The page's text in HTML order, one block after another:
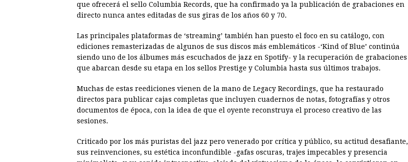
que ofrecerá el sello Columbia Records, que ha confirmado ya la publicación de grabaciones en
directo nunca antes editadas de sus giras de los años 60 y 70.
Las principales plataformas de ‘streaming’ también han puesto el foco en su catálogo, con
ediciones remasterizadas de algunos de sus discos más emblemáticos -‘Kind of Blue’ continúa
siendo uno de los álbumes más escuchados de jazz en Spotify- y la recuperación de grabaciones
que abarcan desde su etapa en los sellos Prestige y Columbia hasta sus últimos trabajos.
Muchas de estas reediciones vienen de la mano de Legacy Recordings, que ha restaurado
directos para publicar cajas completas que incluyen cuadernos de notas, fotografías y otros
documentos de época, con la idea de que el oyente reconstruya el proceso creativo de las
sesiones.
Criticado por los más puristas del jazz pero venerado por crítica y público, su actitud desafiante,
sus reinvenciones, su estética inconfundible -gafas oscuras, trajes impecables y presencia